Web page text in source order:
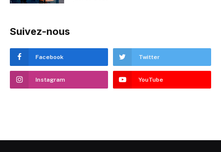
Suivez-nous
Facebook Twitter
Instagram YouTube